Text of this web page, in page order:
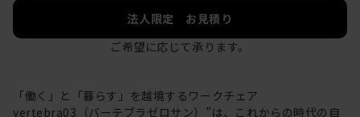
法人限定 お見積り
ご希望に応じて承ります。
「働く」と「暮らす」を越境するワークチェア
vertebra03（バーテブラゼロサン）”は、これからの時代の自